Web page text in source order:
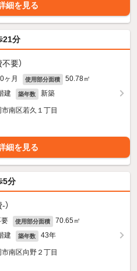
細を見る
21分
要）
ヶ月 使用部分面積 50.78㎡
建 築年数 新築
南区若久１丁目
細を見る
5分
）
使用部分面積 70.65㎡
建 築年数 43年
南区向野２丁目